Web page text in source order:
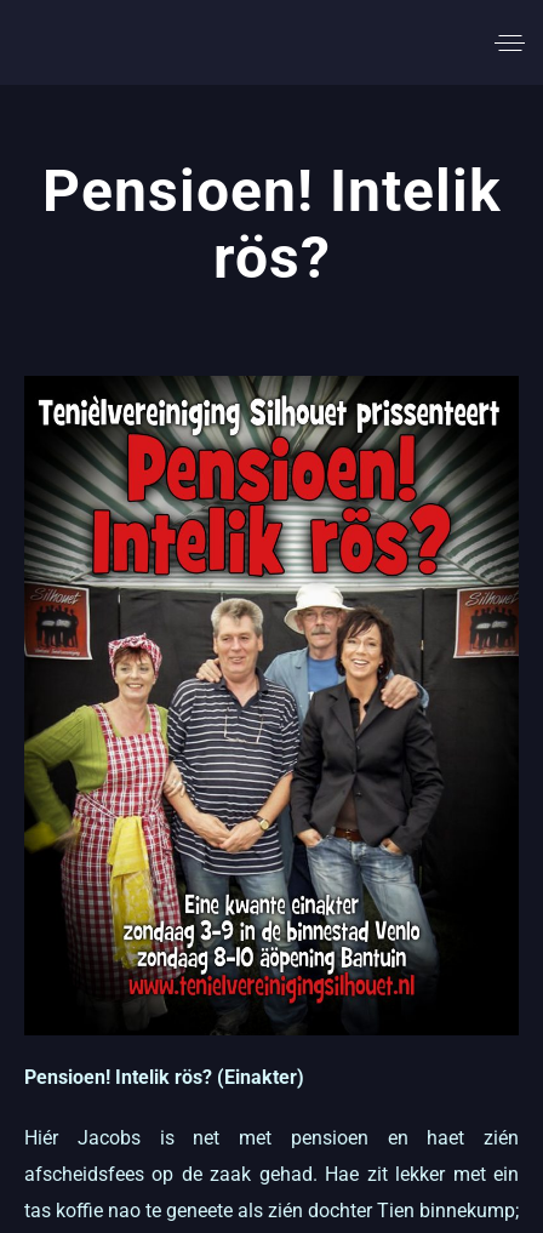
Pensioen! Intelik
rös?
Pensioen! Intelik rös? (Einakter)
Hiér Jacobs is net met pensioen en haet zién
afscheidsfees op de zaak gehad. Hae zit lekker met ein
tas koffie nao te geneete als zién dochter Tien binnekump;